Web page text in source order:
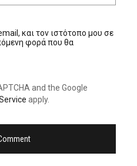
και τον ιστότοπο μου σε
φορά που θα
and the Google
apply.